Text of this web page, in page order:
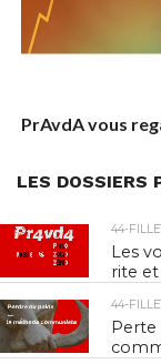
PrAvdA vous
LES DOSSIERS
44-
Les
rite et
44-
Perte